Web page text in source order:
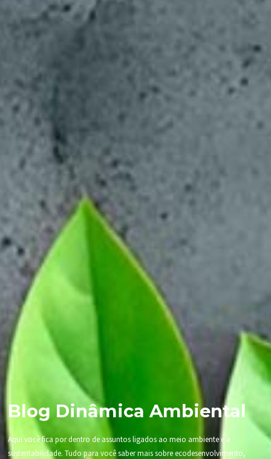
Blog Dinâmica Ambiental
Aqui você fica por dentro de assuntos ligados ao meio ambiente e a
sustentabilidade. Tudo para você saber mais sobre ecodesenvolvimento,